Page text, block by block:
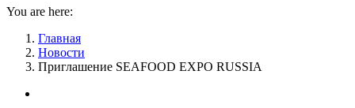
You are here:
Главная
Новости
Приглашение SEAFOOD EXPO RUSSIA